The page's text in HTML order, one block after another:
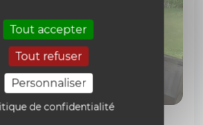
Tout accepter
Tout refuser
Personnaliser
de confidentialité
Bauchau